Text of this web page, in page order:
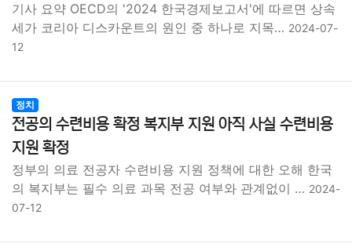
종교 사회 정치 건강 의료 의학 경제 마케팅
기사 요약 OECD의 '2024 한국경제보고서'에 따르면 상속
세가 코리아 디스카운트의 원인 중 하나로 지목… 2024-07-
12
정치
전공의 수련비용 확정 복지부 지원 아직 사실 수련비용
지원 확정
정부의 의료 전공자 수련비용 지원 정책에 대한 오해 한국
의 복지부는 필수 의료 과목 전공 여부와 관계없이 … 2024-
07-12